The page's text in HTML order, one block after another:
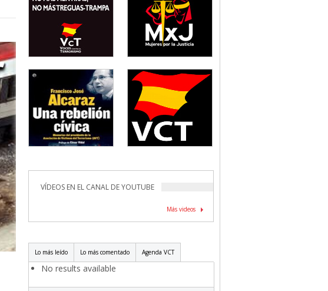
VÍDEOS EN EL CANAL DE YOUTUBE
Más videos
Lo más leído Lo más comentado Agenda VCT
No results available